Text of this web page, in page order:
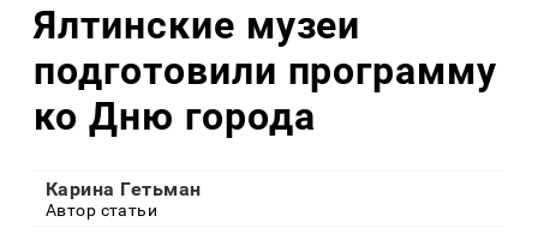
Ялтинские музеи
подготовили программу
ко Дню города
Карина Гетьман
Автор статьи